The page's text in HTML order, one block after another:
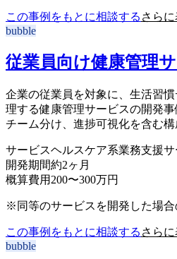
この事例をもとに相談する さら
bubble
従業員向け健康管理
企業の従業員を対象に、生活習
理する健康管理サービスの開発事
チーム分け、進捗可視化を含む構
サービスヘルスケア系業務支援サ
開発期間約2ヶ月
概算費用 200〜300万円
※同等のサービスを開発した場合
この事例をもとに相談する さら
bubble